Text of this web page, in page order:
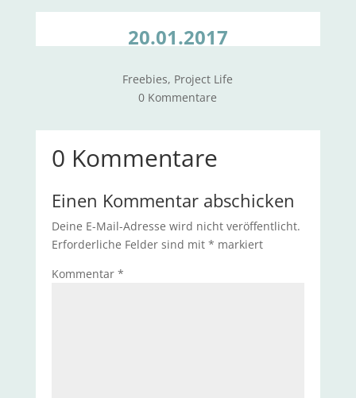
20.01.2017
Freebies, Project Life
0 Kommentare
0 Kommentare
Einen Kommentar abschicken
Deine E-Mail-Adresse wird nicht veröffentlicht.
Erforderliche Felder sind mit * markiert
Kommentar *